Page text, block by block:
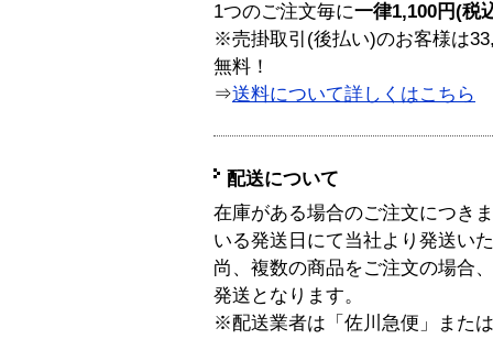
1つのご注文毎に一律1,100円(税
※売掛取引(後払い)のお客様は
無料！
⇒送料について詳しくはこちら
配送について
在庫がある場合のご注文につき
いる発送日にて当社より発送い
尚、複数の商品をご注文の場合
発送となります。
※配送業者は「佐川急便」また